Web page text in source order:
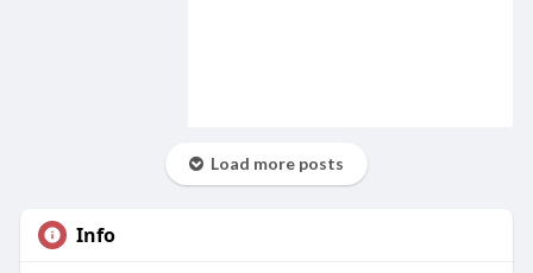
Load more posts
Info